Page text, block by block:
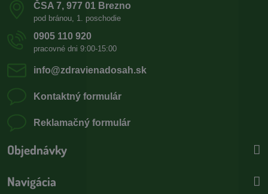
ČSA 7, 977 01 Brezno
pod bránou, 1. poschodie
0905 110 920
pracovné dni 9:00-15:00
info​@zdravienadosah​.sk
Kontaktný formulár
Reklamačný formulár
Objednávky
Navigácia